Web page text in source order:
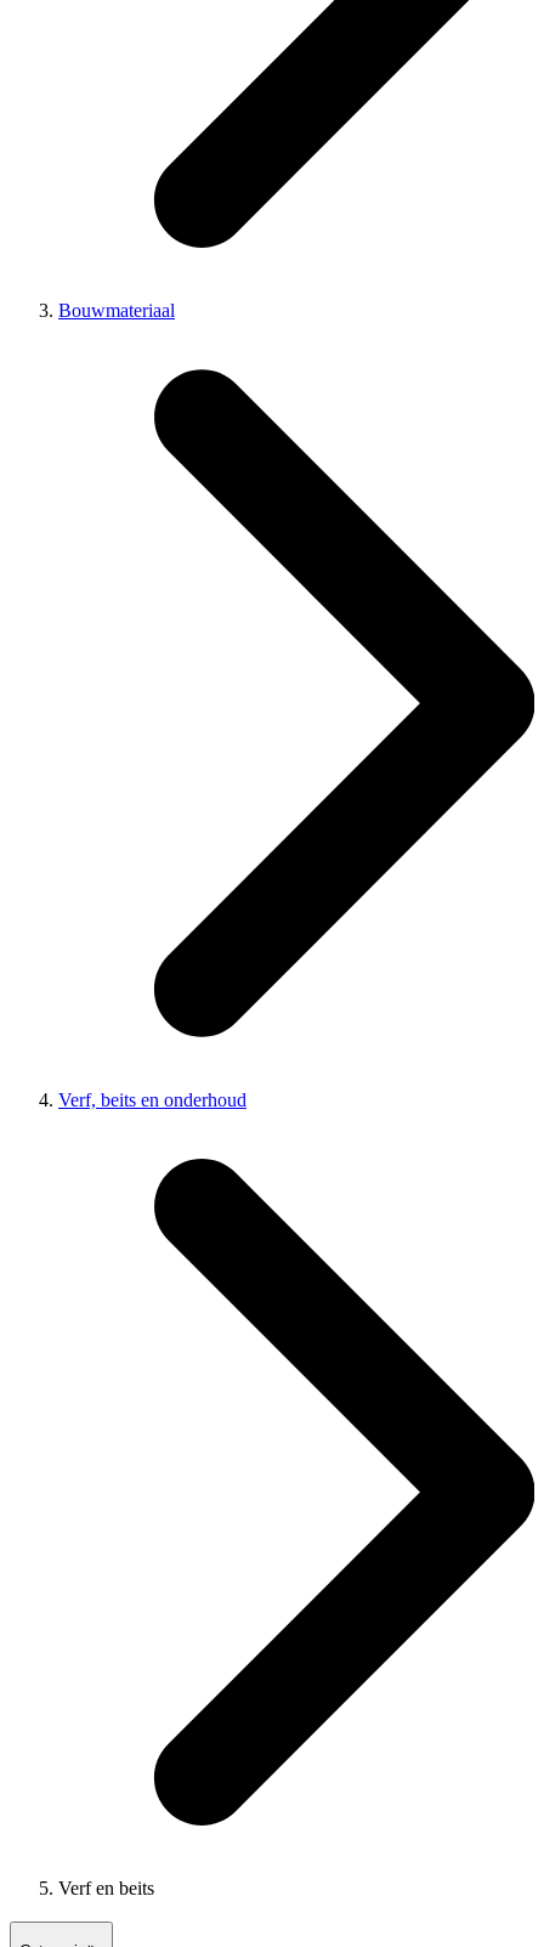
Bouwmateriaal
Verf, beits en onderhoud
Verf en beits